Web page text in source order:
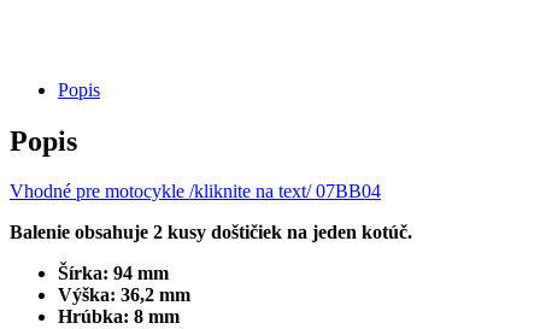
Compound
07BB0495
Popis
Popis
Vhodné pre motocykle /kliknite na text/ 07BB04
Balenie obsahuje 2 kusy doštičiek na jeden kotúč.
Šírka: 94 mm
Výška: 36,2 mm
Hrúbka: 8 mm